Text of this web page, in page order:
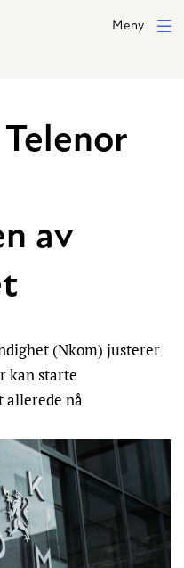
Meny
av
(Nkom) justerer
kan starte
allerede nå